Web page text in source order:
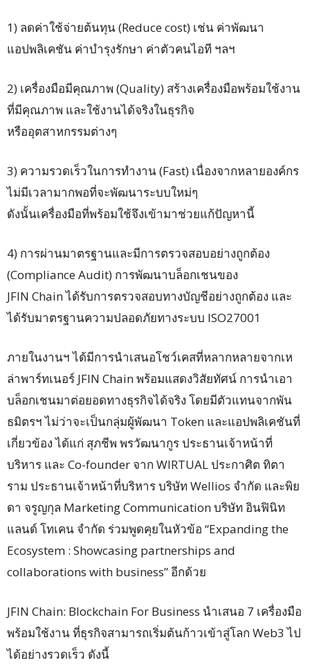
1) ลดค่าใช้จ่ายต้นทุน (Reduce cost) เช่น ค่าพัฒนา
แอปพลิเคชัน ค่าบำรุงรักษา ค่าตัวคนไอที ฯลฯ
2) เครื่องมือมีคุณภาพ (Quality) สร้างเครื่องมือพร้อมใช้งาน
ที่มีคุณภาพ และใช้งานได้จริงในธุรกิจ
หรืออุตสาหกรรมต่างๆ
3) ความรวดเร็วในการทำงาน (Fast) เนื่องจากหลายองค์กร
ไม่มีเวลามากพอที่จะพัฒนาระบบใหม่ๆ
ดังนั้นเครื่องมือที่พร้อมใช้จึงเข้ามาช่วยแก้ปัญหานี้
4) การผ่านมาตรฐานและมีการตรวจสอบอย่างถูกต้อง
(Compliance Audit) การพัฒนาบล็อกเชนของ
JFIN Chain ได้รับการตรวจสอบทางบัญชีอย่างถูกต้อง และ
ได้รับมาตรฐานความปลอดภัยทางระบบ ISO27001
ภายในงานฯ ได้มีการนำเสนอโชว์เคสที่หลากหลายจากเห
ล่าพาร์ทเนอร์ JFIN Chain พร้อมแสดงวิสัยทัศน์ การนำเอา
บล็อกเชนมาต่อยอดทางธุรกิจได้จริง โดยมีตัวแทนจากพัน
ธมิตรฯ ไม่ว่าจะเป็นกลุ่มผู้พัฒนา Token และแอปพลิเคชันที่
เกี่ยวข้อง ได้แก่ สุภชีพ พรวัฒนากูร ประธานเจ้าหน้าที่
บริหาร และ Co-founder จาก WIRTUAL ประกาศิต ทิตา
ราม ประธานเจ้าหน้าที่บริหาร บริษัท Wellios จำกัด และพิย
ดา จรูญกุล Marketing Communication บริษัท อินฟินิท
แลนด์ โทเคน จำกัด ร่วมพูดคุยในหัวข้อ “Expanding the
Ecosystem : Showcasing partnerships and
collaborations with business” อีกด้วย
JFIN Chain: Blockchain For Business นำเสนอ 7 เครื่องมือ
พร้อมใช้งาน ที่ธุรกิจสามารถเริ่มต้นก้าวเข้าสู่โลก Web3 ไป
ได้อย่างรวดเร็ว ดังนี้